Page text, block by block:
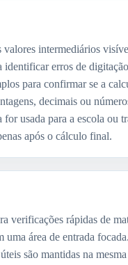
valores intermediários
identificar erros de
para confirmar se a
decimais ou
for usada para a escola ou
após o cálculo final.
verificações rápidas de
uma área de entrada focada.
são mantidas na